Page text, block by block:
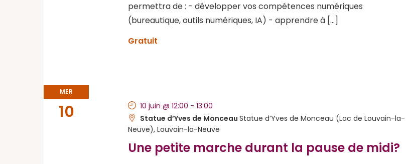
permettra de : - développer vos compétences numériques
(bureautique, outils numériques, IA) - apprendre à […]
Gratuit
MER
10
Une petite marche durant la pause de midi?
10 juin @ 12:00 - 13:00
Statue d’Yves de Monceau Statue d’Yves de Monceau (Lac de Louvain-la-
Neuve), Louvain-la-Neuve